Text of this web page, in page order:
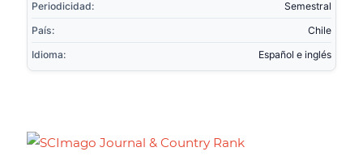
Periodicidad:
Semestral
País:
Chile
Idioma:
Español e inglés